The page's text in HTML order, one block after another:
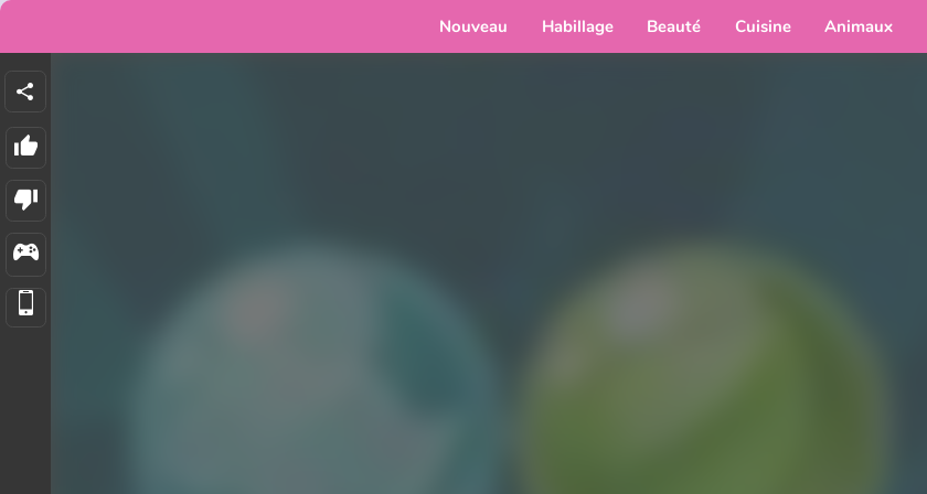
Nouveau Habillage Beauté Cuisine Animaux